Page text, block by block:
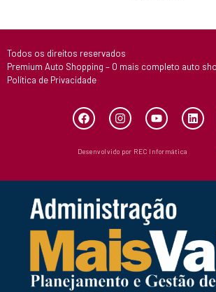
Todos os direitos reservados
Premium Auto Shopping – O mais completo auto
Política de Privacidade
Desenvolvido por REC Informática